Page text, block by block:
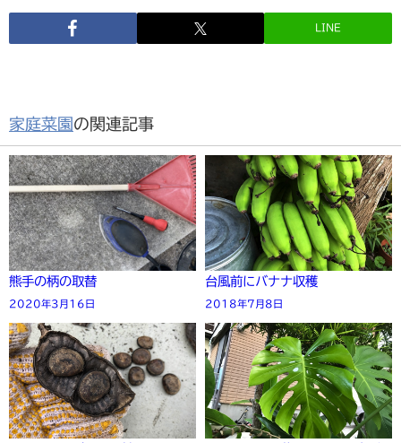
LINE
家庭菜園の関連記事
熊手の柄の取替
2020年3月16日
台風前にバナナ収穫
2018年7月8日